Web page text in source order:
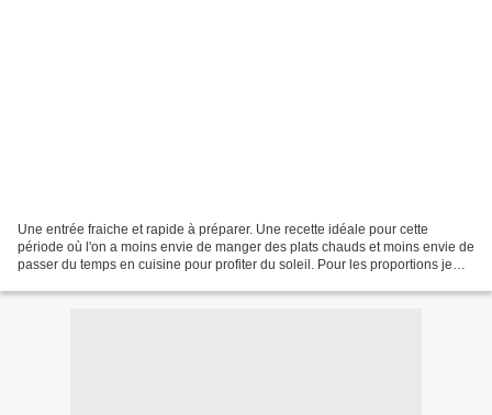
Une entrée fraiche et rapide à préparer. Une recette idéale pour cette
période où l'on a moins envie de manger des plats chauds et moins envie de
passer du temps en cuisine pour profiter du soleil. Pour les proportions je